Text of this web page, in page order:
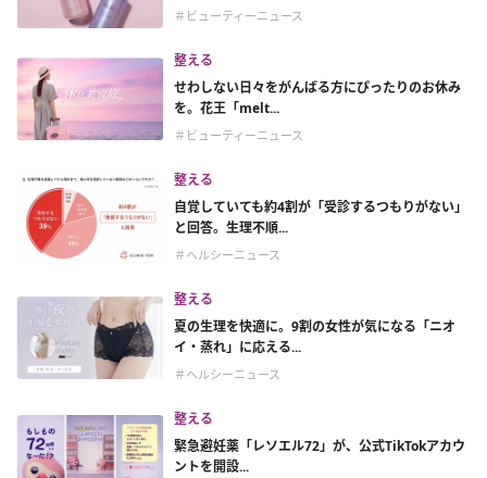
＃ビューティーニュース
整える
せわしない日々をがんばる方にぴったりのお休み
を。花王「melt...
＃ビューティーニュース
整える
自覚していても約4割が「受診するつもりがない」
と回答。生理不順...
＃ヘルシーニュース
整える
夏の生理を快適に。9割の女性が気になる「ニオ
イ・蒸れ」に応える...
＃ヘルシーニュース
整える
緊急避妊薬「レソエル72」が、公式TikTokアカウ
ントを開設...